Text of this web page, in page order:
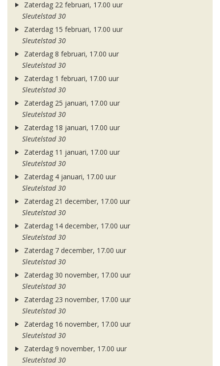
Zaterdag 22 februari, 17.00 uur
Sleutelstad 30
Zaterdag 15 februari, 17.00 uur
Sleutelstad 30
Zaterdag 8 februari, 17.00 uur
Sleutelstad 30
Zaterdag 1 februari, 17.00 uur
Sleutelstad 30
Zaterdag 25 januari, 17.00 uur
Sleutelstad 30
Zaterdag 18 januari, 17.00 uur
Sleutelstad 30
Zaterdag 11 januari, 17.00 uur
Sleutelstad 30
Zaterdag 4 januari, 17.00 uur
Sleutelstad 30
Zaterdag 21 december, 17.00 uur
Sleutelstad 30
Zaterdag 14 december, 17.00 uur
Sleutelstad 30
Zaterdag 7 december, 17.00 uur
Sleutelstad 30
Zaterdag 30 november, 17.00 uur
Sleutelstad 30
Zaterdag 23 november, 17.00 uur
Sleutelstad 30
Zaterdag 16 november, 17.00 uur
Sleutelstad 30
Zaterdag 9 november, 17.00 uur
Sleutelstad 30